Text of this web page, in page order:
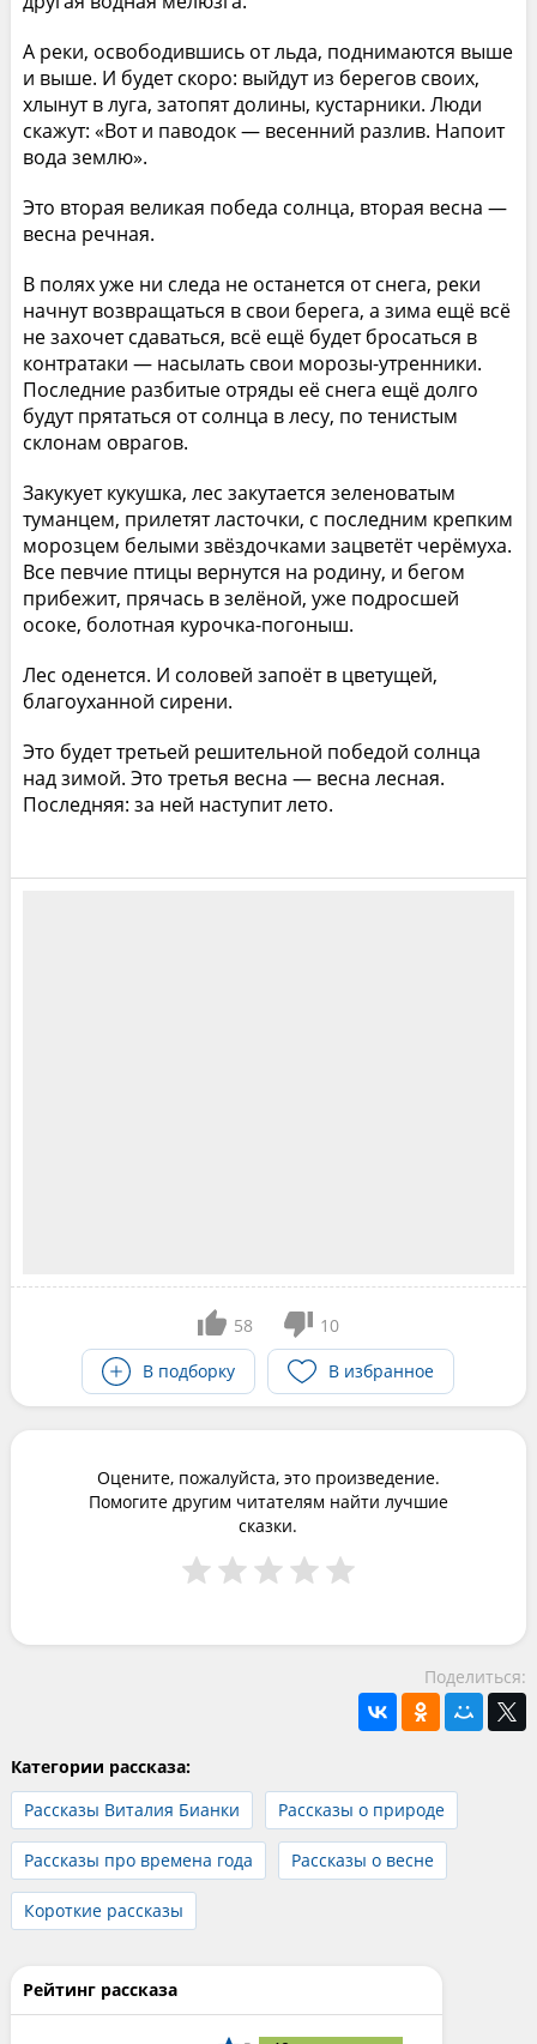
А реки, освободившись от льда, поднимаются выше
и выше. И будет скоро: выйдут из берегов своих,
хлынут в луга, затопят долины, кустарники. Люди
скажут: «Вот и паводок — весенний разлив. Напоит
вода землю».
Это вторая великая победа солнца, вторая весна —
весна речная.
В полях уже ни следа не останется от снега, реки
начнут возвращаться в свои берега, а зима ещё всё
не захочет сдаваться, всё ещё будет бросаться в
контратаки — насылать свои морозы-утренники.
Последние разбитые отряды её снега ещё долго
будут прятаться от солнца в лесу, по тенистым
склонам оврагов.
Закукует кукушка, лес закутается зеленоватым
туманцем, прилетят ласточки, с последним крепким
морозцем белыми звёздочками зацветёт черёмуха.
Все певчие птицы вернутся на родину, и бегом
прибежит, прячась в зелёной, уже подросшей
осоке, болотная курочка-погоныш.
Лес оденется. И соловей запоёт в цветущей,
благоуханной сирени.
Это будет третьей решительной победой солнца
над зимой. Это третья весна — весна лесная.
Последняя: за ней наступит лето.
58
10
В подборку
В избранное
Оцените, пожалуйста, это произведение.
Помогите другим читателям найти лучшие
сказки.
Поделиться:
Категории рассказа:
Рассказы Виталия Бианки
Рассказы о природе
Рассказы про времена года Рассказы о весне
Короткие рассказы
Рейтинг рассказа